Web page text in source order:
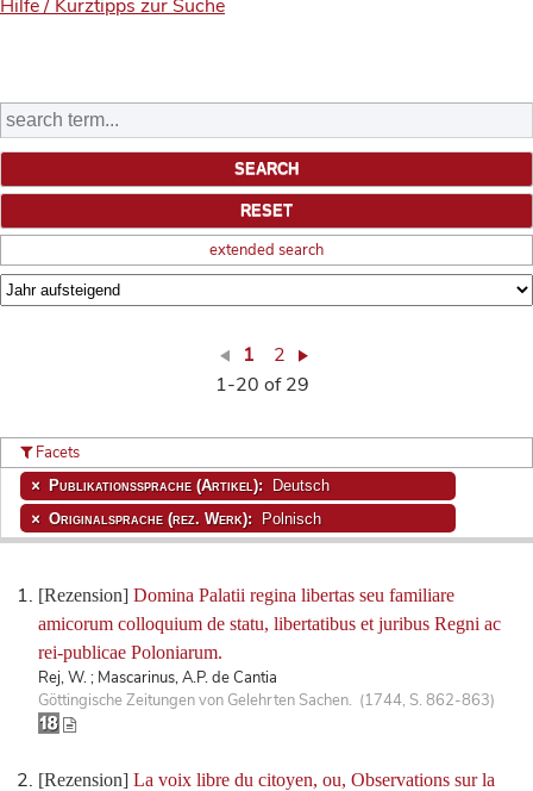
Hilfe / Kurztipps zur Suche
extended search
1
2
1-20 of 29
[Rezension] Domina Palatii regina libertas seu familiare
amicorum colloquium de statu, libertatibus et juribus Regni ac
rei-publicae Poloniarum.
Rej, W. ; Mascarinus, A.P. de Cantia
Göttingische Zeitungen von Gelehrten Sachen. (1744, S. 862-863)
[Rezension] La voix libre du citoyen, ou, Observations sur la
Facets
Publikationssprache (Artikel): Deutsch
Originalsprache (rez. Werk): Polnisch